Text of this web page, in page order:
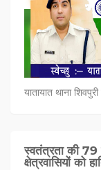
यातायात थाना
स्वतंत्रता की 79
क्षेत्रवासियों को